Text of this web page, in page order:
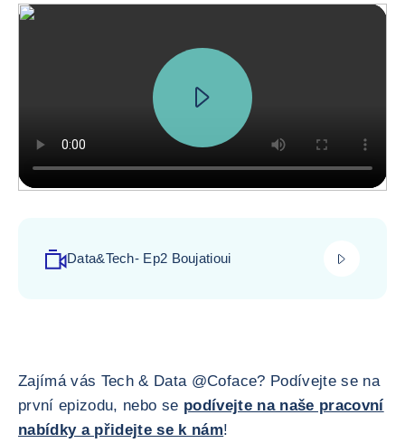
Data&Tech- Ep2 Boujatioui
Zajímá vás Tech & Data @Coface? Podívejte se na
první epizodu, nebo se podívejte na naše pracovní
nabídky a přidejte se k nám!